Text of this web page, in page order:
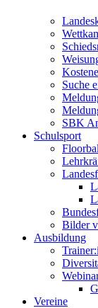
Suche
SBK
Schulsport
Bilder
Ausbildung
Vereine